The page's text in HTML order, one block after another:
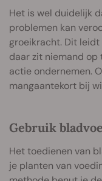
Het is wel duidelijk
problemen kan
groeikracht. Dit
daar zit niemand op
actie ondernemen.
mangaantekort bij
Gebruik
Het toedienen van
je planten van